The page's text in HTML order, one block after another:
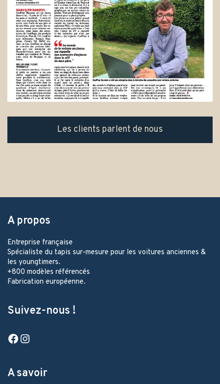
Les clients parlent de nous
A propos
Entreprise française
Spécialiste du tapis sur-mesure pour les voitures anciennes &
les youngtimers.
+800 modèles référencés
Fabrication européenne.
Suivez-nous !
Facebook
A savoir